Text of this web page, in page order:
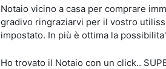
Notaio vicino a casa per comprare
gradivo ringraziarvi per il vostro
impostato. In più è ottima la
Ho trovato il Notaio con un click..